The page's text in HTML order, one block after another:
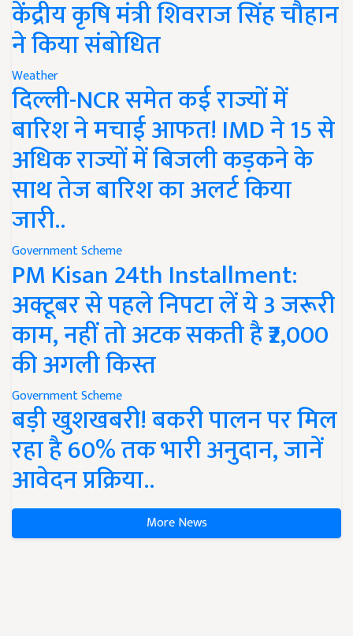
केंद्रीय कृषि मंत्री शिवराज सिंह चौहान
ने किया संबोधित
Weather
दिल्ली-NCR समेत कई राज्यों में
बारिश ने मचाई आफत! IMD ने 15 से
अधिक राज्यों में बिजली कड़कने के
साथ तेज बारिश का अलर्ट किया
जारी..
Government Scheme
PM Kisan 24th Installment:
अक्टूबर से पहले निपटा लें ये 3 जरूरी
काम, नहीं तो अटक सकती है ₹2,000
की अगली किस्त
Government Scheme
बड़ी खुशखबरी! बकरी पालन पर मिल
रहा है 60% तक भारी अनुदान, जानें
आवेदन प्रक्रिया..
More News